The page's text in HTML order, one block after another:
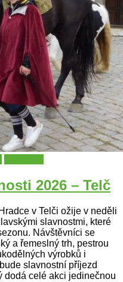
2026 – Telč
v Telči ožije v neděli
slavnostmi, které
Návštěvníci se
a řemeslný trh, pestrou
výrobků i
slavnostní příjezd
dodá celé akci jedinečnou